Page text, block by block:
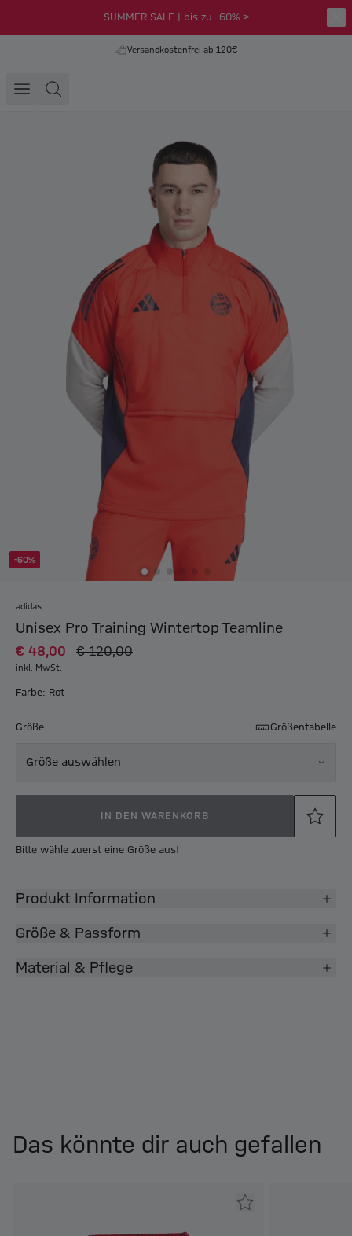
SUMMER SALE | bis zu -60% >
Versandkostenfrei ab 120€
-60%
adidas
Unisex Pro Training Wintertop Teamline
€ 48,00 € 120,00
inkl. MwSt.
Farbe: Rot
Größe Größentabelle
Größe auswählen
IN DEN WARENKORB
Bitte wähle zuerst eine Größe aus!
Produkt Information
Größe & Passform
Material & Pflege
Das könnte dir auch gefallen